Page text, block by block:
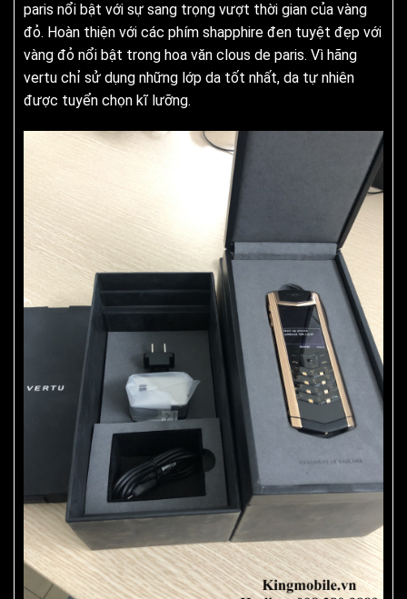
paris nổi bật với sự sang trọng vượt thời gian của vàng
đỏ. Hoàn thiện với các phím shapphire đen tuyệt đẹp với
vàng đỏ nổi bật trong hoa văn clous de paris. Vì hãng
vertu chỉ sử dụng những lớp da tốt nhất, da tự nhiên
được tuyển chọn kĩ lưỡng.